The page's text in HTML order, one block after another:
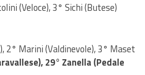
(Veloce), 3° Sichi (Butese)
2° Marini (Valdinevole), 3° Maset
29° Zanella (Pedale